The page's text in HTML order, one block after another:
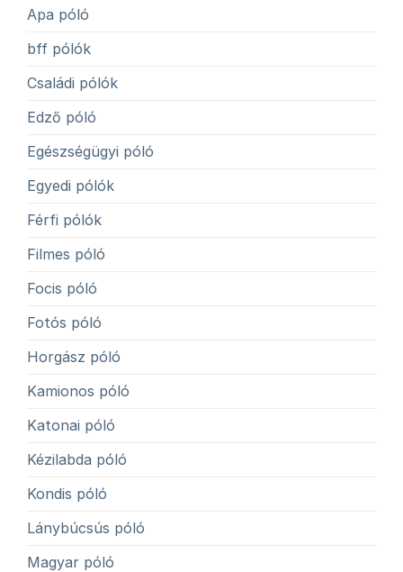
Apa póló
bff pólók
Családi pólók
Edző póló
Egészségügyi póló
Egyedi pólók
Férfi pólók
Filmes póló
Focis póló
Fotós póló
Horgász póló
Kamionos póló
Katonai póló
Kézilabda póló
Kondis póló
Lánybúcsús póló
Magyar póló